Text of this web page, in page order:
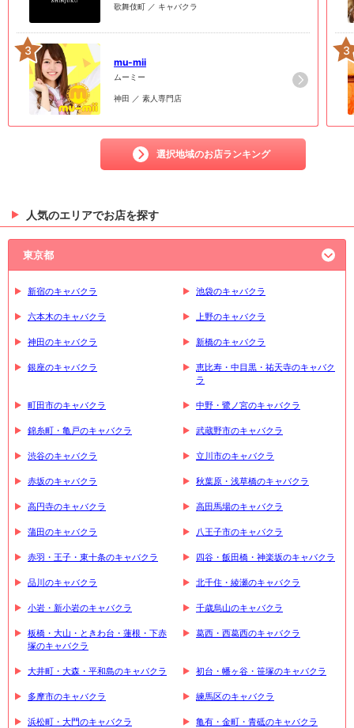
歌舞伎町 ／ キャバクラ
3
mu-mii
ムーミー
神田 ／ 素人専門店
選択地域のお店ランキング
3
人気のエリアでお店を探す
東京都
新宿のキャバクラ 池袋のキャバクラ
六本木のキャバクラ 上野のキャバクラ
神田のキャバクラ 新橋のキャバクラ
銀座のキャバクラ
恵比寿・中目黒・祐天寺のキャバク
ラ
町田市のキャバクラ 中野・鷺ノ宮のキャバクラ
錦糸町・亀戸のキャバクラ 武蔵野市のキャバクラ
渋谷のキャバクラ 立川市のキャバクラ
赤坂のキャバクラ 秋葉原・浅草橋のキャバクラ
高円寺のキャバクラ 高田馬場のキャバクラ
蒲田のキャバクラ 八王子市のキャバクラ
赤羽・王子・東十条のキャバクラ 四谷・飯田橋・神楽坂のキャバクラ
品川のキャバクラ 北千住・綾瀬のキャバクラ
小岩・新小岩のキャバクラ 千歳烏山のキャバクラ
板橋・大山・ときわ台・蓮根・下赤
塚のキャバクラ
葛西・西葛西のキャバクラ
大井町・大森・平和島のキャバクラ 初台・幡ヶ谷・笹塚のキャバクラ
多摩市のキャバクラ 練馬区のキャバクラ
浜松町・大門のキャバクラ 亀有・金町・青砥のキャバクラ